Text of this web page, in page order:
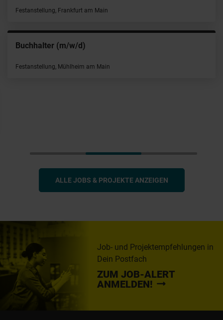
Festanstellung, Frankfurt am Main
Buchhalter (m/w/d)
Festanstellung, Mühlheim am Main
ALLE JOBS & PROJEKTE ANZEIGEN
Job- und Projektempfehlungen in
Dein Postfach
ZUM JOB-ALERT
ANMELDEN!